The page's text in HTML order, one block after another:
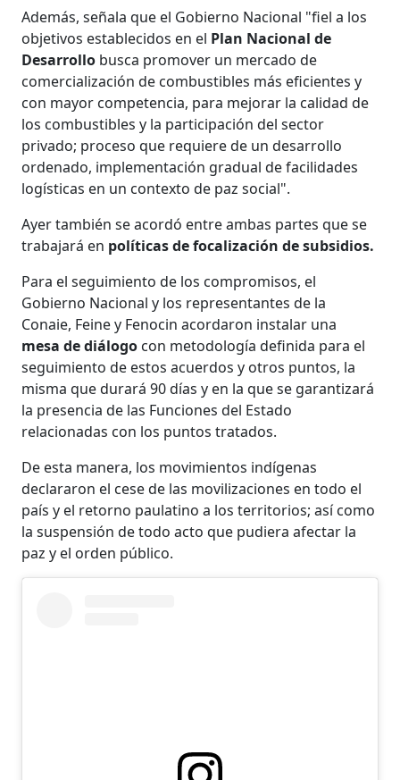
Además, señala que el Gobierno Nacional "fiel a los
objetivos establecidos en el Plan Nacional de
Desarrollo busca promover un mercado de
comercialización de combustibles más eficientes y
con mayor competencia, para mejorar la calidad de
los combustibles y la participación del sector
privado; proceso que requiere de un desarrollo
ordenado, implementación gradual de facilidades
logísticas en un contexto de paz social".
Ayer también se acordó entre ambas partes que se
trabajará en políticas de focalización de subsidios.
Para el seguimiento de los compromisos, el
Gobierno Nacional y los representantes de la
Conaie, Feine y Fenocin acordaron instalar una
mesa de diálogo con metodología definida para el
seguimiento de estos acuerdos y otros puntos, la
misma que durará 90 días y en la que se garantizará
la presencia de las Funciones del Estado
relacionadas con los puntos tratados.
De esta manera, los movimientos indígenas
declararon el cese de las movilizaciones en todo el
país y el retorno paulatino a los territorios; así como
la suspensión de todo acto que pudiera afectar la
paz y el orden público.